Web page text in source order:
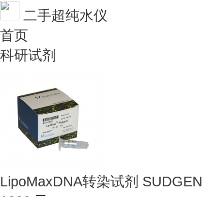
二手超纯水仪
首页
科研试剂
LipoMaxDNA转染试剂 SUDGEN